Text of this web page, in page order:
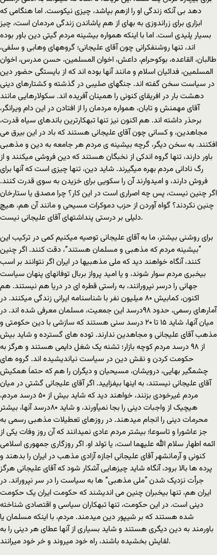
دهد بی آنکه زندگی او را ازهم بپاشد، چیزی نیکوست. اما هنگامی که
ابزاری برای زراندوزی به بهای از هم پاشاندن زندگی مردمان است، چیز
بسیار پلیدی است. اما با اینکه همواره بیشینه مردم گیتی دین باور بوده
اند، تنها روشنفکرانی چون آقای علیجانی؛ گروههای وهابی و سلفی،
طالبان، القاعده، بوکوحرام، داعش، اخوان المسلمین، حسن مدرس، اخوان
المسلمین، فدائیان اسلام و مانند آنها بوده اند که از بایستگی حضور دین
در سیاست سخن گفته اند. جنگهای صلیبی در گذشته و کشتارهای دینی
دهشت بار در افریقای کنونی را همینان آفریده اند. سکولارهایی مانند
آقای مهمنش و تابان، همواره مردمان را از افتادن در این دام ویرانگر،
برحذر داشته اند. هم اکنون نیز تنها تبهکارترین باندهای سیاه قدرت،
مجاهدین، و کسانی چون آقای علیجانی هستند که باد در این بیرق می
افکنند. به سخن دیگر، گرچه بیشینه ی مردم هر جامعه به دین و مذهبی
باور دارند، تنها گروه اندکی از نخبگان هستند که دین فروشی میکنند و از
رگ نادانی مردم بهره میگیرند. شاید دین، تنها چیزی است که آنها برای
فروش دارند، و امیدوارند آن را سکویی برای خزیدن به سوی قدرت کنند.
اگر چنین نیست، پس چه اصراری است در این کار؟ چرا مصدق یا ستارخان
چنین نکردند؟ گواه آوردن از حزب دموکرات مسیحی و مانند آن هم، هیچ
دلیلی بر درستی پنداشتهای آقای علیجانی نیست.
برای روشنی بیشتر، ما به آقای علیجانی توصیه میکنیم کمی در ترکیب این
“بیشینه مردم که مذهبی و مسلمان هستند”، دقت کنند. اگر چنین
کنند، آنگاه خواهند دید که ملی مذهبیها در ایران اگر نتوانند بر اسب
بیخبری مردم سوار شوند، و یا امید پرواز بربال توفانهای پنهان سیاست
جهانی را درسر نپرورانند، به راستی قطره ای در دریا هم نیستند. هم
اکنون، کمابیش ٨۰ میلیون نفر با شناسنامه ایرانی زندگی میکنند. در
آمارهای رسمی، حدود ۹٨درسد این جمعیت، مسلمان معرفی شده اند. در
میان آنها، شاید ۱۵ تا ۲۰ درسد سنی هستند که سازشی با دین حکومتی و
مذهب آقای علیجانی و مجاهدین ندارند. توده های گسترده و شاید بیش
از ۹٨ درسد مردم کوچه بازار؛ تشنه یک شغل دایمی هستند و هرگز به
حکومت کردن و نقش دین در سیاست نیاندیشیده اند. گروه های
چشمگیر بهایی، درویشان، مسیحیان و دیگران را هم که حتماَ همکیش
آقای علیجانی نیستند، به اینها بیفزایید. اگر آقای علیجانی گشتی در میان
مردم غیرخودی بزنند، خواهند دید که شاید بیش از ۵۰ درسد مردم،
هیچیک از واجبات دینی را بجا نمیآورند، و شاید ٨۰درسد آنها، بیشتر
محرمات دینی را انجام میدهند. در روزهای تعطیلات مذهبی رسمی به
جز عاشورا و تاسوعا؛ بیشتر مردم عادی نمیدانند که آن روز وفات یکی از
ائمه اطهار سلام الله علیهما است، یا تولد او. اگر روزگاری جمهوری اسلامی
کنونی و آرمانشهر آقای علیجانی اجازه آزادی مذهب در ایران را بدهند و
پرده ها بالا برود، آنگاه شاید چیزهایی آشکار شود که آقای علیجانی هرگز
جرأت نزدیک شدن “ملی مذهبی” ها به سیاست را در سر نپروراند. در
ایران هم، تنها بیخبران چنین می اندیشند که حکومت ایران یک حکومت
دینی است. در این حکومت، تنها تبهکاران سیاسی و اقتصادی شناخته
شده هستند که بر شیپور دین میدمند. مردم، با اینکه مسلمان یا
باورمند به دین دیگری هستند و شاید بسیاری از آنها عطای هر دینی را به
لقایش بخشیده باشند، راه خود میروند و خر خود میرانند.